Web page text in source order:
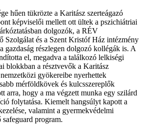
hűen tükrözte a Karitász szerteágazó
képviselői mellett ott ültek a pszichiátriai
dolgozók, a RÉV
Szolgálat és a Szent Kristóf Ház intézmény
gazdaság részlegen dolgozó kollégák is. A
el, megadva a találkozó lelkiségi
blokkban a résztvevők a Karitász
gyökereibe nyerhettek
mérföldkövek és kulcsszereplők
arra, hogy a ma végzett munka egy szilárd
folytatása. Kiemelt hangsúlyt kapott a
valamint a gyermekvédelmi
program.